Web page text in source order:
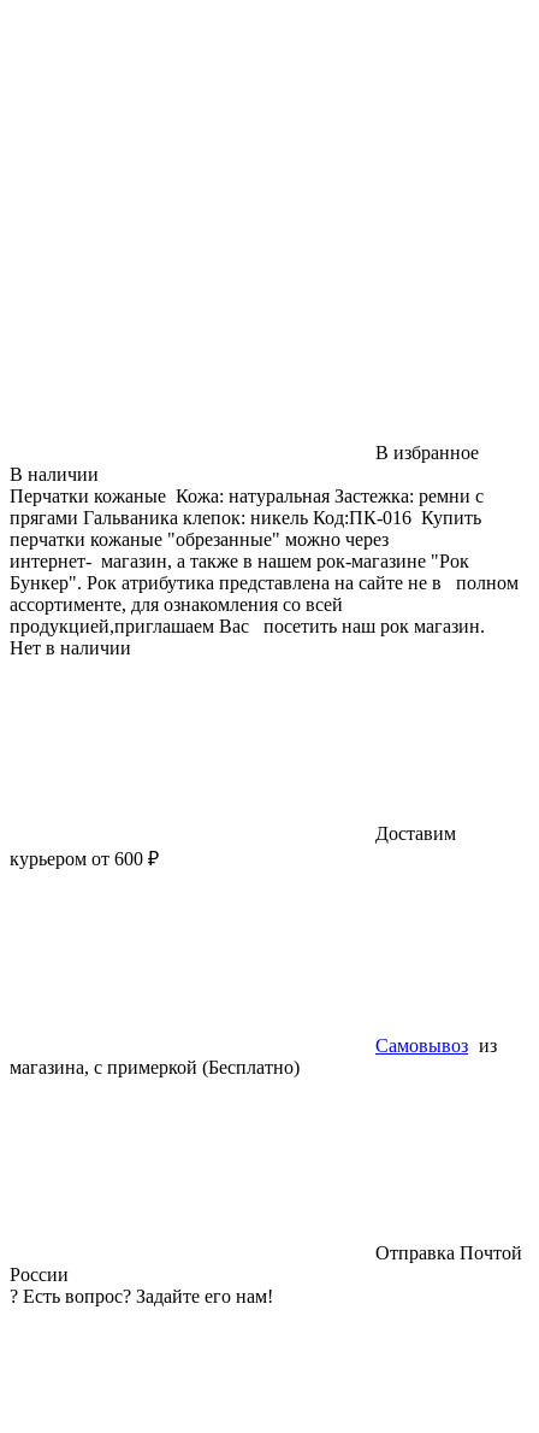
В избранное
В наличии
Перчатки кожаные Кожа: натуральная Застежка: ремни с
прягами Гальваника клепок: никель Код:ПК-016 Купить
перчатки кожаные "обрезанные" можно через
интернет- магазин, а также в нашем рок-магазине "Рок
Бункер". Рок атрибутика представлена на сайте не в полном
ассортименте, для ознакомления со всей
продукцией,приглашаем Вас посетить наш рок магазин.
Нет в наличии
Доставим
курьером от 600 ₽
Самовывоз из
магазина, с примеркой (Бесплатно)
Отправка Почтой
России
? Есть вопрос? Задайте его нам!